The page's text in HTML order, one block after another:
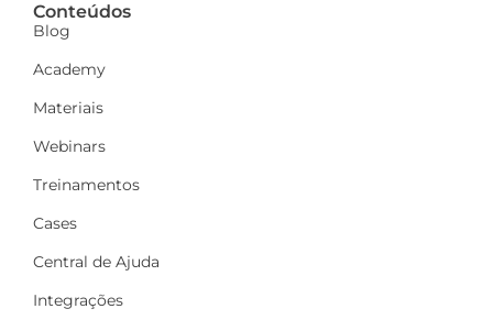
Conteúdos
Blog
Academy
Materiais
Webinars
Treinamentos
Cases
Central de Ajuda
Integrações